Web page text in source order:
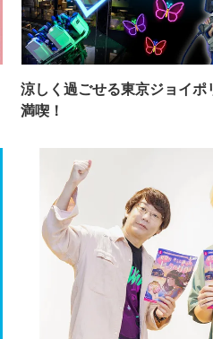
涼しく過ごせる東京ジョイ
満喫！